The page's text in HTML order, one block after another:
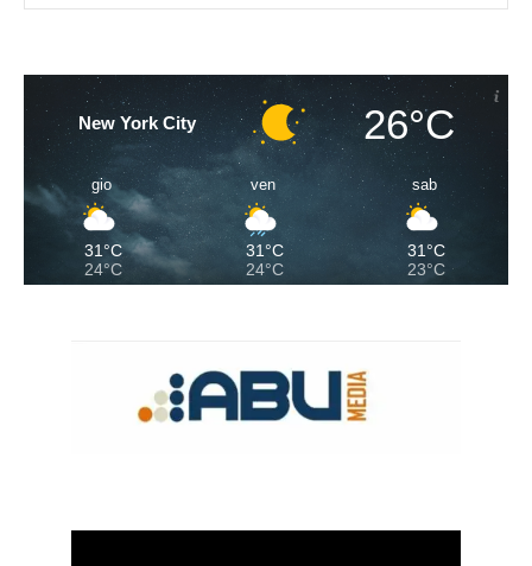
New York City 26°C
gio
31°C
24°C
ven
31°C
24°C
sab
31°C
23°C